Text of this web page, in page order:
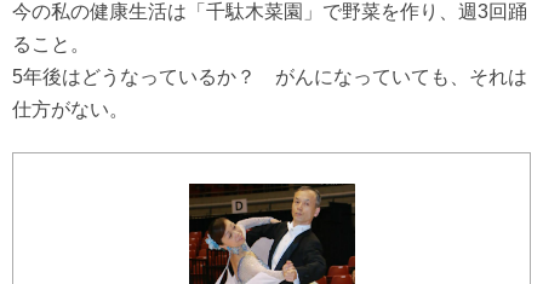
今の私の健康生活は「千駄木菜園」で野菜を作り、週3回踊
ること。
5年後はどうなっているか？ がんになっていても、それは
仕方がない。